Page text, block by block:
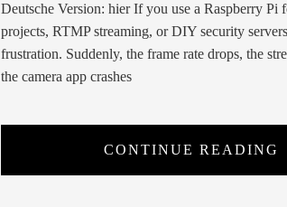
Deutsche Version: hier If you use a Raspberry Pi
projects, RTMP streaming, or DIY security
frustration. Suddenly, the frame rate drops, the
the camera app crashes
CONTINUE READING